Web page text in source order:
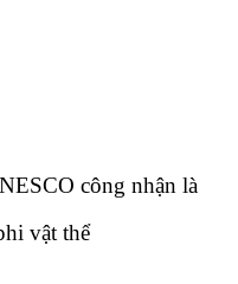
công nhận là
vật thể